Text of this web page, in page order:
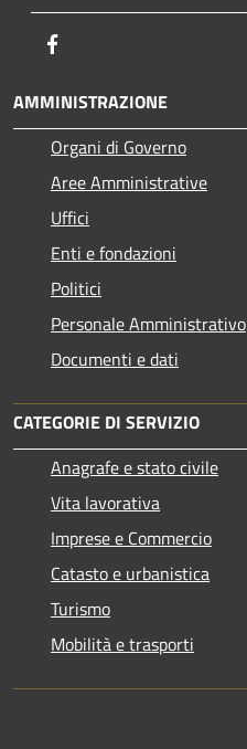
AMMINISTRAZIONE
Organi di Governo
Aree Amministrative
Uffici
Enti e fondazioni
Politici
Personale Amministrativo
Documenti e dati
CATEGORIE DI SERVIZIO
Anagrafe e stato civile
Vita lavorativa
Imprese e Commercio
Catasto e urbanistica
Turismo
Mobilità e trasporti